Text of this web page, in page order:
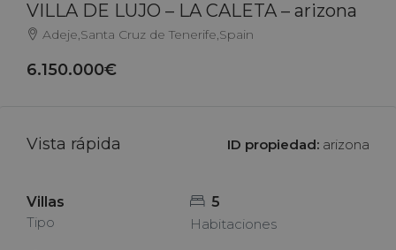
VILLA DE LUJO – LA CALETA – arizona
Adeje,Santa Cruz de Tenerife,Spain
6.150.000€
Vista rápida ID propiedad: arizona
Villas
Tipo
5
Habitaciones